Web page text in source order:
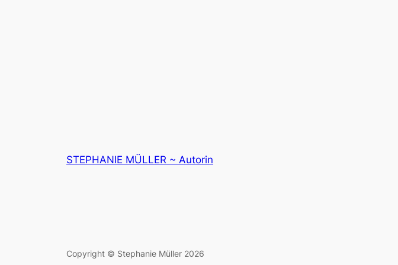
STEPHANIE MÜLLER ~ Autorin
Copyright © Stephanie Müller 2026